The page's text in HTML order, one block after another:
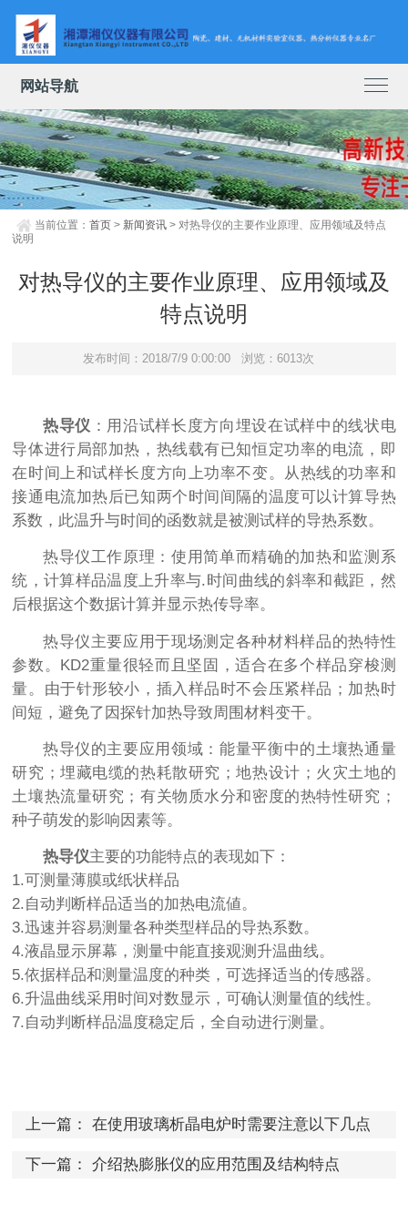
网站导航
当前位置：首页 > 新闻资讯 > 对热导仪的主要作业原理、应用领域及特点
说明
对热导仪的主要作业原理、应用领域及
特点说明
发布时间：2018/7/9 0:00:00 浏览：6013次
热导仪 ：用沿试样长度方向埋设在试样中的线状电
导体进行局部加热，热线载有已知恒定功率的电流，即
在时间上和试样长度方向上功率不变。从热线的功率和
接通电流加热后已知两个时间间隔的温度可以计算导热
系数，此温升与时间的函数就是被测试样的导热系数。
热导仪工作原理：使用简单而精确的加热和监测系
统，计算样品温度上升率与.时间曲线的斜率和截距，然
后根据这个数据计算并显示热传导率。
热导仪主要应用于现场测定各种材料样品的热特性
参数。KD2重量很轻而且坚固，适合在多个样品穿梭测
量。由于针形较小，插入样品时不会压紧样品；加热时
间短，避免了因探针加热导致周围材料变干。
热导仪的主要应用领域：能量平衡中的土壤热通量
研究；埋藏电缆的热耗散研究；地热设计；火灾土地的
土壤热流量研究；有关物质水分和密度的热特性研究；
种子萌发的影响因素等。
热导仪主要的功能特点的表现如下：
1.可测量薄膜或纸状样品
2.自动判断样品适当的加热电流値。
3.迅速并容易测量各种类型样品的导热系数。
4.液晶显示屏幕，测量中能直接观测升温曲线。
5.依据样品和测量温度的种类，可选择适当的传感器。
6.升温曲线采用时间对数显示，可确认测量值的线性。
7.自动判断样品温度稳定后，全自动进行测量。
上一篇： 在使用玻璃析晶电炉时需要注意以下几点
下一篇： 介绍热膨胀仪的应用范围及结构特点